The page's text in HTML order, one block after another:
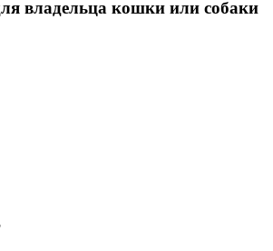
владельца кошки или собаки